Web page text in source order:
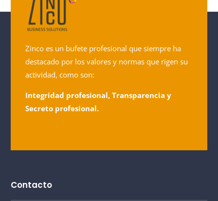
Zinco es un bufete profesional que siempre ha
destacado por los valores y normas que rigen su
actividad, como son:
Integridad profesional, Transparencia y
Secreto profesional.
Contacto